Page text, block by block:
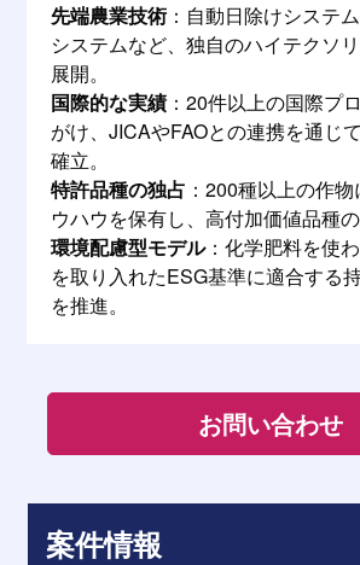
先端農業技術：自動日除けシステ
システムなど、独自のハイテクソ
展開。
国際的な実績 ：20件以上の国際プ
がけ、JICAやFAOとの連携を通じ
確立。
特許品種の独占 ：200種以上の作
ウハウを保有し、高付加価値品種の
環境配慮型モデル：化学肥料を使
を取り入れたESG基準に適合する
を推進。
お問い合わせ
案件情報